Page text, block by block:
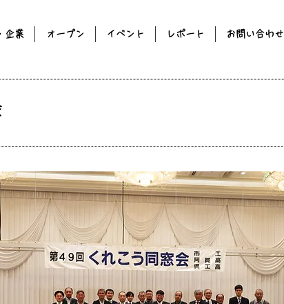
企業 オープン イベント レポート お問い合わせ